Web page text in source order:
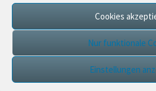
Cookies
Nur funktionale
Einstellungen
Stolz präsentiert von